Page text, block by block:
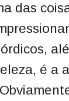
das
é a